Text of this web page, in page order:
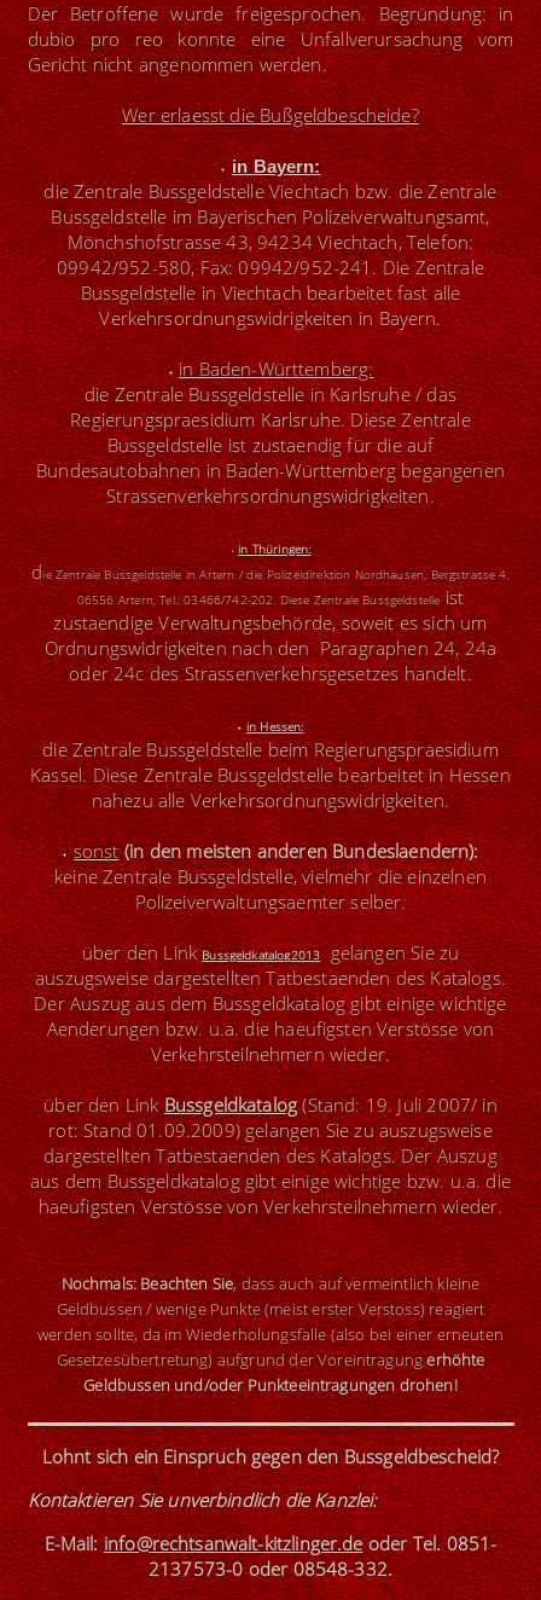
Der Betroffene wurde freigesprochen. Begründung: in
dubio pro reo konnte eine Unfallverursachung vom
Gericht nicht angenommen werden.
Wer erlaesst die Bußgeldbescheide?
˖ in Bayern:
die Zentrale Bussgeldstelle Viechtach bzw. die Zentrale
Bussgeldstelle im Bayerischen Polizeiverwaltungsamt,
Mönchshofstrasse 43, 94234 Viechtach, Telefon:
09942/952-580, Fax: 09942/952-241. Die Zentrale
Bussgeldstelle in Viechtach bearbeitet fast alle
Verkehrsordnungswidrigkeiten in Bayern.
˖in Baden-Württemberg:
die Zentrale Bussgeldstelle in Karlsruhe / das
Regierungspraesidium Karlsruhe. Diese Zentrale
Bussgeldstelle ist zustaendig für die auf
Bundesautobahnen in Baden-Württemberg begangenen
Strassenverkehrsordnungswidrigkeiten.
˖inThüringen:
die Zentrale Bussgeldstelle in Artern / die Polizeidirektion Nordhausen,Bergstrasse 4,
06556 Artern,Tel.: 03466/742-202.Diese Zentrale Bussgeldstelleist
zustaendige Verwaltungsbehörde, soweit es sich um
Ordnungswidrigkeiten nach den Paragraphen 24, 24a
oder 24c des Strassenverkehrsgesetzes handelt.
˖in Hessen:
die Zentrale Bussgeldstelle beim Regierungspraesidium
Kassel. Diese Zentrale Bussgeldstelle bearbeitet in Hessen
nahezu alle Verkehrsordnungswidrigkeiten.
˖sonst (in den meisten anderen Bundeslaendern):
keine Zentrale Bussgeldstelle, vielmehr die einzelnen
Polizeiverwaltungsaemter selber.
über den LinkBussgeldkatalog2013gelangen Sie zu
auszugsweise dargestellten Tatbestaenden des Katalogs.
Der Auszug aus dem Bussgeldkatalog gibt einige wichtige
Aenderungen bzw. u.a. die haeufigsten Verstösse von
Verkehrsteilnehmern wieder.
über den LinkBussgeldkatalog(Stand: 19. Juli 2007/ in
rot: Stand 01.09.2009) gelangen Sie zu auszugsweise
dargestellten Tatbestaenden des Katalogs. Der Auszug
aus dem Bussgeldkatalog gibt einige wichtige bzw. u.a. die
haeufigsten Verstösse von Verkehrsteilnehmern wieder.
Nochmals: BeachtenSie, dass auch auf vermeintlich kleine
Geldbussen / wenige Punkte (meist erster Verstoss) reagiert
werden sollte, da im Wiederholungsfalle (also bei einer erneuten
Gesetzesübertretung) aufgrund der Voreintragungerhöhte
Geldbussen und/oder Punkteeintragungen drohen!
Lohnt sich ein Einspruch gegen den Bussgeldbescheid?
Kontaktieren Sie unverbindlich die Kanzlei:
E-Mail:info@rechtsanwalt-kitzlinger.de oderTel. 0851-
2137573-0oder08548-332.